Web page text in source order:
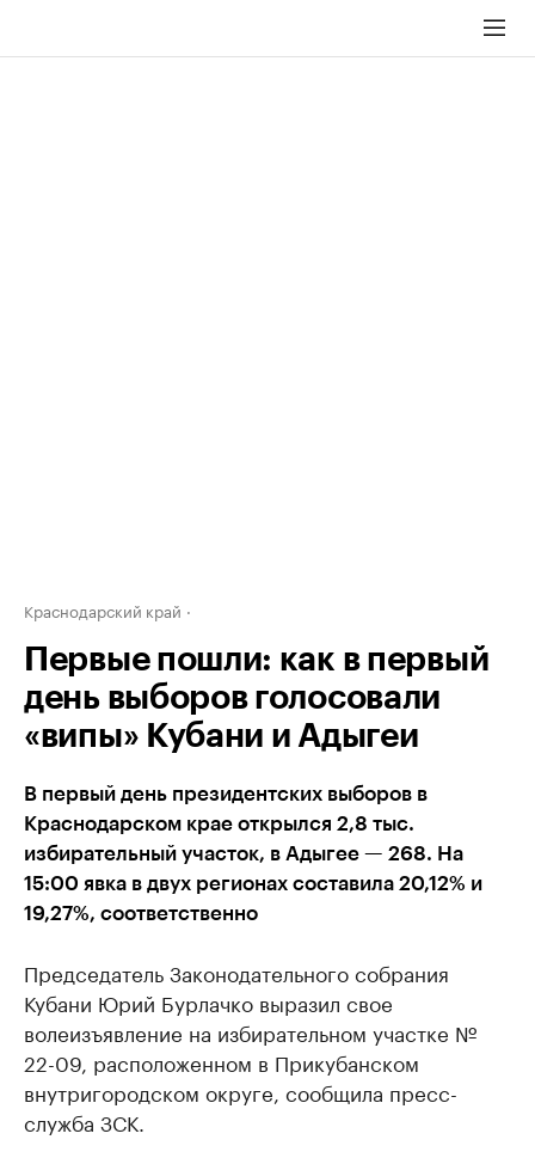
Краснодарский край
Первые пошли: как в первый
день выборов голосовали
«випы» Кубани и Адыгеи
В первый день президентских выборов в
Краснодарском крае открылся 2,8 тыс.
избирательный участок, в Адыгее — 268. На
15:00 явка в двух регионах составила 20,12% и
19,27%, соответственно
Председатель Законодательного собрания
Кубани Юрий Бурлачко выразил свое
волеизъявление на избирательном участке №
22-09, расположенном в Прикубанском
внутригородском округе, сообщила пресс-
служба ЗСК.